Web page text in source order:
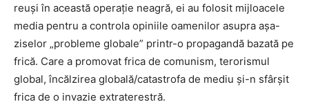
reuși în această operație neagră, ei au folosit mijloacele
media pentru a controla opiniile oamenilor asupra așa-
ziselor „probleme globale” printr-o propagandă bazată pe
frică. Care a promovat frica de comunism, terorismul
global, încălzirea globală/catastrofa de mediu și-n sfârșit
frica de o invazie extraterestră.